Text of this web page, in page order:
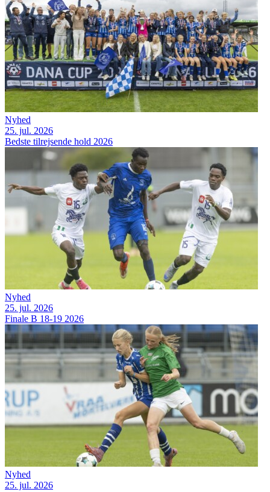
Nyhed
25. jul. 2026
Bedste tilrejsende hold 2026
Nyhed
25. jul. 2026
Finale B 18-19 2026
Nyhed
25. jul. 2026